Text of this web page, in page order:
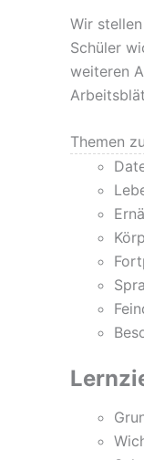
Wir
Schüler
weiteren
Themen